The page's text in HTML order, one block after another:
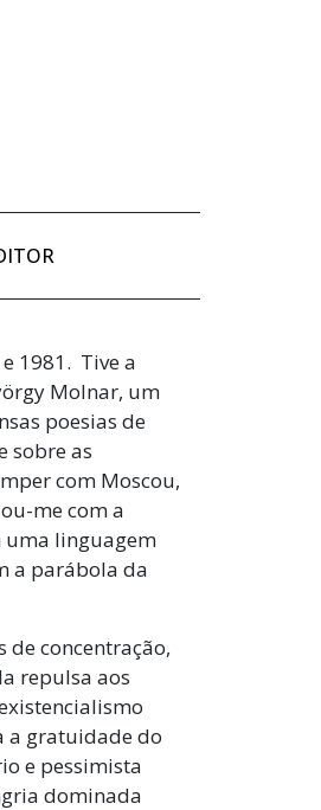
1981. Tive a
Molnar, um
poesias de
sobre as
com Moscou,
me com a
uma linguagem
a parábola da
de concentração,
repulsa aos
a gratuidade do
e pessimista
dominada